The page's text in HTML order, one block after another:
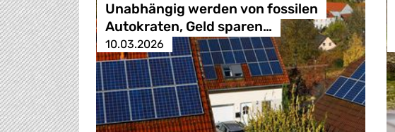
Unabhängig werden von fossilen
Autokraten, Geld sparen…
10.03.2026